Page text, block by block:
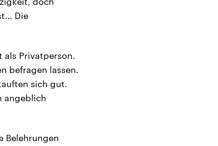
Die
Privatperson.
befragen lassen.
sich gut.
angeblich
Belehrungen